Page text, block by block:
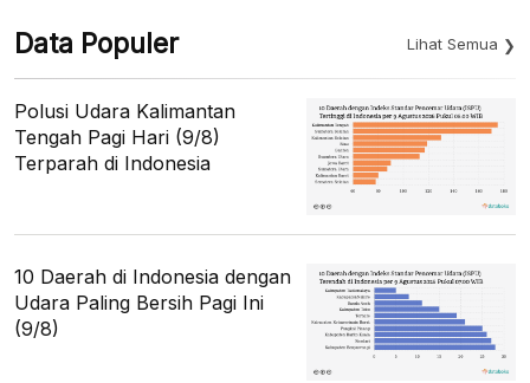
Data Populer Lihat Semua
Polusi Udara Kalimantan
Tengah Pagi Hari (9/8)
Terparah di Indonesia
10 Daerah di Indonesia dengan
Udara Paling Bersih Pagi Ini
(9/8)